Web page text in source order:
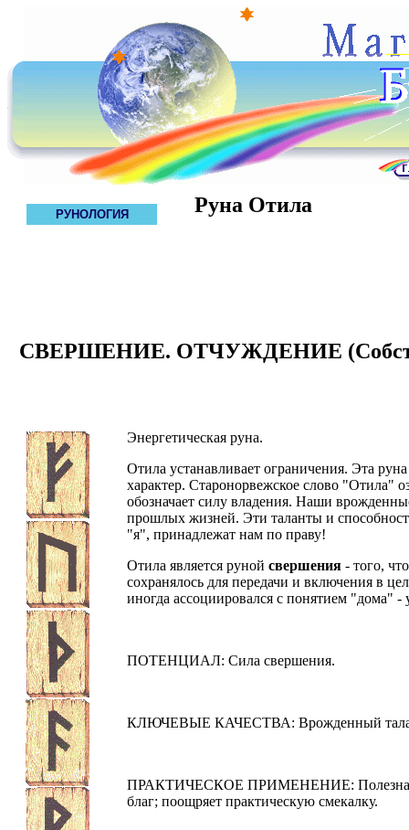
РУНОЛОГИЯ Руна Отила
СВЕРШЕНИЕ. ОТЧУЖДЕНИЕ
Энергетическая руна.
Отила устанавливает ограничения. Эта
характер. Старонорвежское слово "Отила"
обозначает силу владения. Наши
прошлых жизней. Эти таланты и
"я", принадлежат нам по праву!
Отила является руной свершения- того,
сохранялось для передачи и включения в
иногда ассоциировался с понятием "дома"
ПОТЕНЦИАЛ: Сила свершения.
КЛЮЧЕВЫЕ КАЧЕСТВА: Врожденный талант.
ПРАКТИЧЕСКОЕ ПРИМЕНЕНИЕ: Полезна
благ; поощряет практическую смекалку.